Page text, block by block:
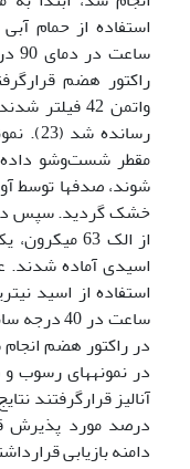
راکتور هضم
مقطر شست‌وشو داده
خشک گردید. سپس در
از الک 63
اسیدی آماده
درصد مورد پذیرش
دامنه بازیابی